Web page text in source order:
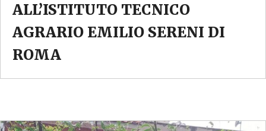
ALL’ISTITUTO TECNICO
AGRARIO EMILIO SERENI DI
ROMA